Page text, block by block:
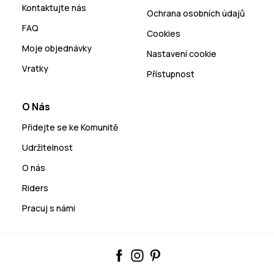
Kontaktujte nás
FAQ
Moje objednávky
Vratky
Ochrana osobních údajů
Cookies
Nastavení cookie
Přístupnost
O Nás
Přidejte se ke Komunitě
Udržitelnost
O nás
Riders
Pracuj s námi